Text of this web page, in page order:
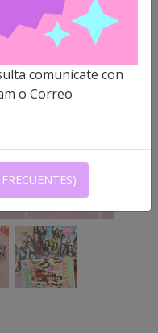
comunícate con
o Correo